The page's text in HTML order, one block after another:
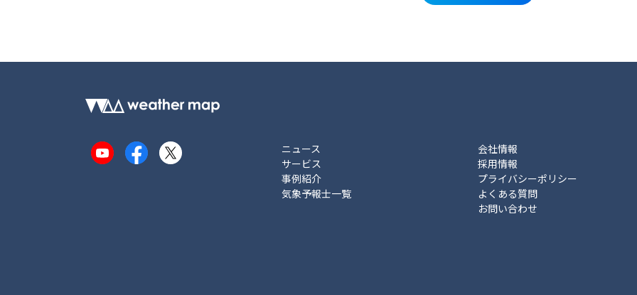
YouTubeFacebook
X
ニュース
サービス
事例紹介
気象予報士一覧
会社情報
採用情報
プライバシーポリシー
よくある質問
お問い合わせ